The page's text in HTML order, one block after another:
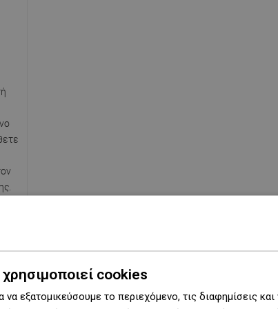
cookies
εξατομικεύσουμε το περιεχόμενο, τις διαφημίσεις